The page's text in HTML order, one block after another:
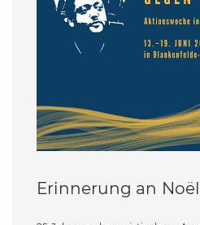
Erinnerung an